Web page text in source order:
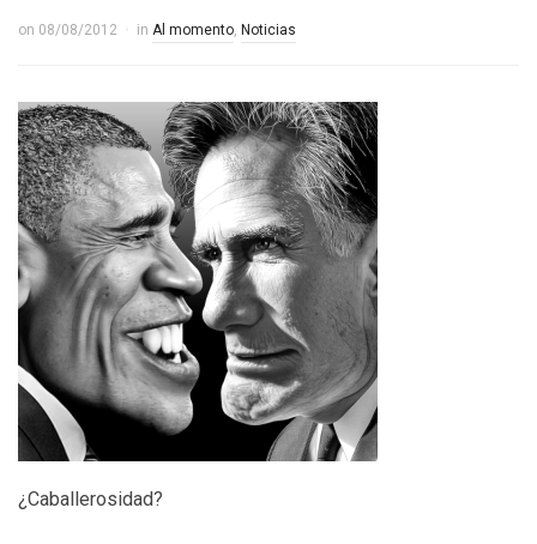
on 08/08/2012 in Al momento, Noticias
¿Caballerosidad?